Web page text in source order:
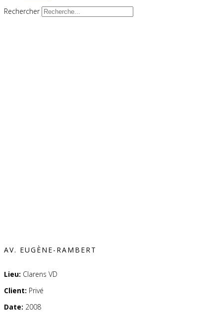
Rechercher
AV. EUGÈNE-RAMBERT
Lieu: Clarens VD
Client: Privé
Date: 2008